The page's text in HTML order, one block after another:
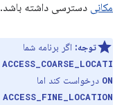
مکانی دسترسی داشته باشد.
توجه: اگر برنامه شما
ACCESS_COARSE_LOCATI
ON درخواست کند اما
ACCESS_FINE_LOCATION